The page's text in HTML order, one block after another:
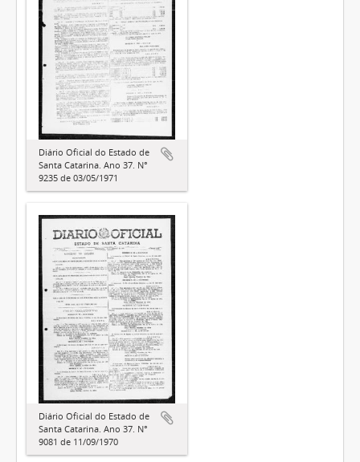
Diário Oficial do Estado de
Santa Catarina. Ano 37. N°
9235 de 03/05/1971
Diário Oficial do Estado de
Santa Catarina. Ano 37. N°
9081 de 11/09/1970